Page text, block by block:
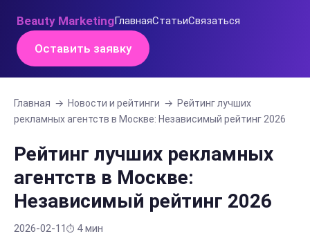
Beauty MarketingГлавнаяСтатьиСвязаться
Оставить заявку
Главная → Новости и рейтинги → Рейтинг лучших
рекламных агентств в Москве: Независимый рейтинг 2026
Рейтинг лучших рекламных
агентств в Москве:
Независимый рейтинг 2026
2026-02-11 4 мин